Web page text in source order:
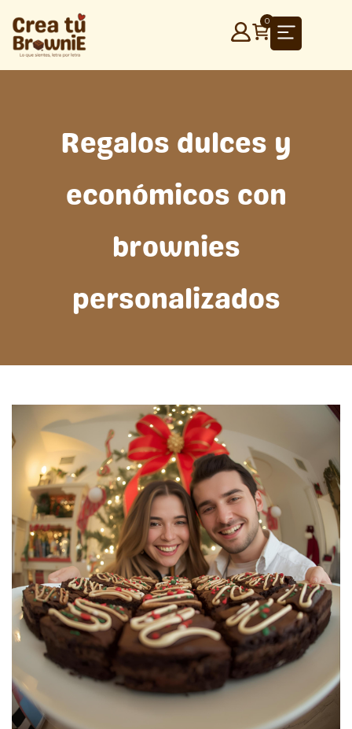
contenido
0
Regalos dulces y
económicos con
brownies
personalizados